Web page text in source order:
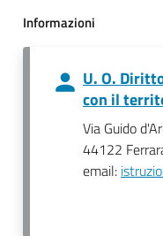
Informazioni
U. O.
con il
Via Guido
44122
email: